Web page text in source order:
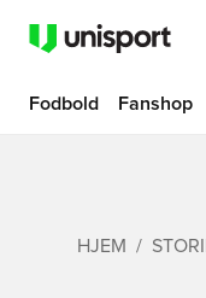
Fodbold Fanshop
HJEM